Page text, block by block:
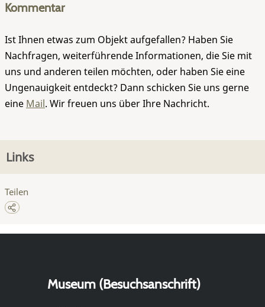
Kommentar
Ist Ihnen etwas zum Objekt aufgefallen? Haben Sie
Nachfragen, weiterführende Informationen, die Sie mit
uns und anderen teilen möchten, oder haben Sie eine
Ungenauigkeit entdeckt? Dann schicken Sie uns gerne
eine Mail. Wir freuen uns über Ihre Nachricht.
Links
Teilen
Museum (Besuchsanschrift)